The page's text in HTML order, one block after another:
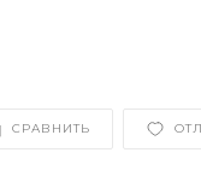
СРАВНИТЬ